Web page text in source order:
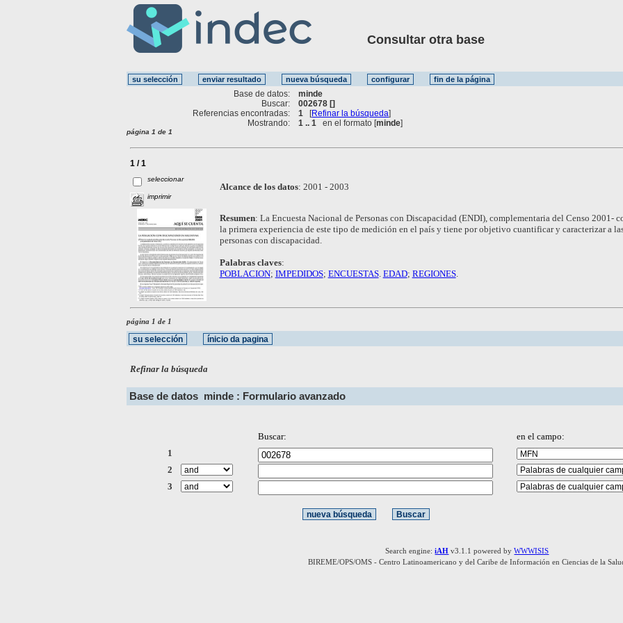
Consultar otra base
Base de datos:
minde
Buscar:
002678 []
Referencias encontradas:
1 [Refinar la búsqueda]
Mostrando:
1 .. 1 en el formato [minde]
página 1 de 1
1 / 1
seleccionar
imprimir
Alcance de los datos: 2001 - 2003
Resumen: La Encuesta Nacional de Personas con Discapacidad (ENDI), complementaria del Censo 2001-
la primera experiencia de este tipo de medición en el país y tiene por objetivo cuantificar y caracterizar a
personas con discapacidad.
Palabras claves:
POBLACION; IMPEDIDOS; ENCUESTAS. EDAD; REGIONES.
página 1 de 1
Refinar la búsqueda
Base de datos minde : Formulario avanzado
Buscar:
en el campo:
1
2
3
Search engine:iAH v3.1.1 powered byWWWISIS
BIREME/OPS/OMS - Centro Latinoamericano y del Caribe de Información en Ciencias de la